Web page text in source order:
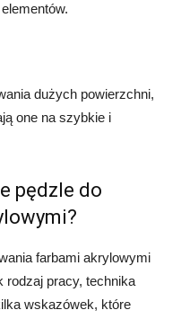
dużych powierzchni,
one na szybkie i
pędzle do
farbami akrylowymi
rodzaj pracy, technika
wskazówek, które